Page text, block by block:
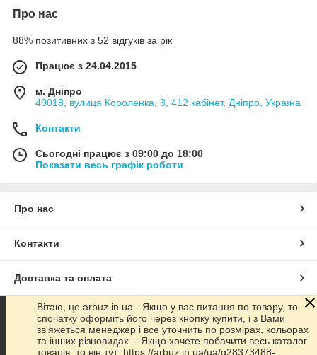
Про нас
88% позитивних з 52 відгуків за рік
Працює з 24.04.2015
м. Дніпро
49018, вулиця Короленка, 3, 412 кабінет, Дніпро, Україна
Контакти
Сьогодні працює з 09:00 до 18:00
Показати весь графік роботи
Про нас
Контакти
Доставка та оплата
Графік роботи
Повна версія сайту
Вітаю, це arbuz.in.ua - Якщо у вас питання по товару, то
спочатку оформіть його через кнопку купити, і з Вами
зв'яжеться менеджер і все уточнить по розмірах, кольорах
та інших різновидах. - Якщо хочете побачити весь каталог
товарів, то він тут: https://arbuz.in.ua/ua/g28373488-